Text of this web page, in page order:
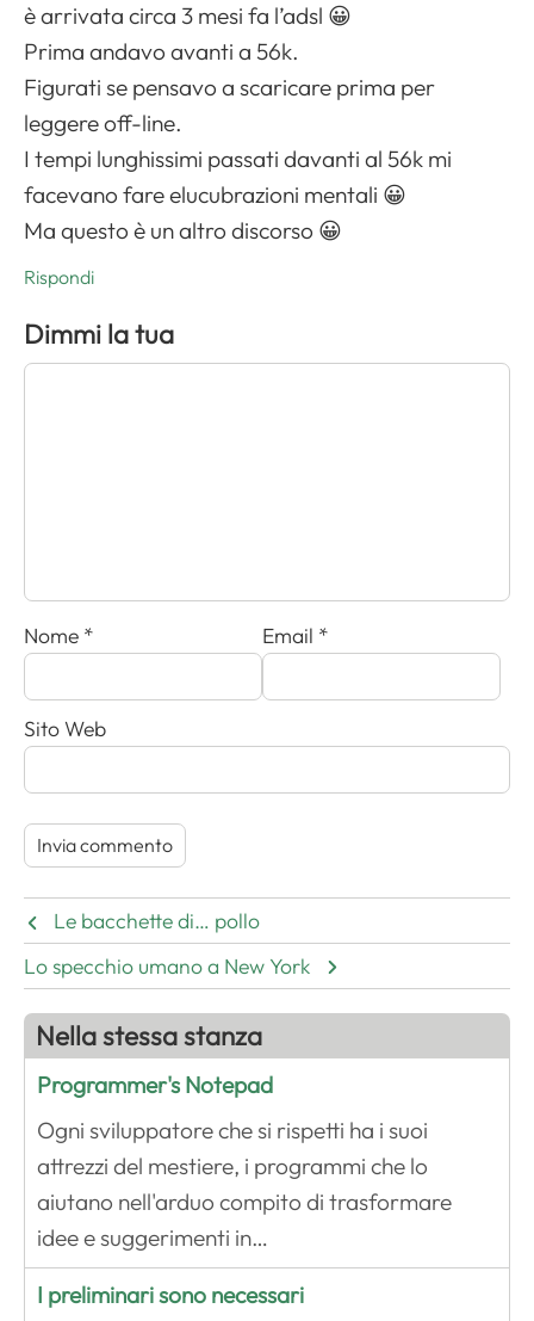
è arrivata circa 3 mesi fa l’adsl 😀
Prima andavo avanti a 56k.
Figurati se pensavo a scaricare prima per
leggere off-line.
I tempi lunghissimi passati davanti al 56k mi
facevano fare elucubrazioni mentali 😀
Ma questo è un altro discorso 😀
Rispondi
Dimmi la tua
Nome * Email *
Sito Web
Le bacchette di… pollo
Lo specchio umano a New York
Nella stessa stanza
Programmer's Notepad
Ogni sviluppatore che si rispetti ha i suoi
attrezzi del mestiere, i programmi che lo
aiutano nell'arduo compito di trasformare
idee e suggerimenti in…
I preliminari sono necessari